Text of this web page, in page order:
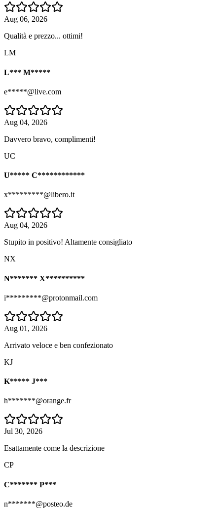
Aug 06, 2026
Qualità e prezzo... ottimi!
LM
L*** M*****
e*****@live.com
Aug 04, 2026
Davvero bravo, complimenti!
UC
U***** C************
x*********@libero.it
Aug 04, 2026
Stupito in positivo! Altamente consigliato
NX
N******* X**********
i*********@protonmail.com
Aug 01, 2026
Arrivato veloce e ben confezionato
KJ
K***** J***
h*******@orange.fr
Jul 30, 2026
Esattamente come la descrizione
CP
C******* P***
n*******@posteo.de